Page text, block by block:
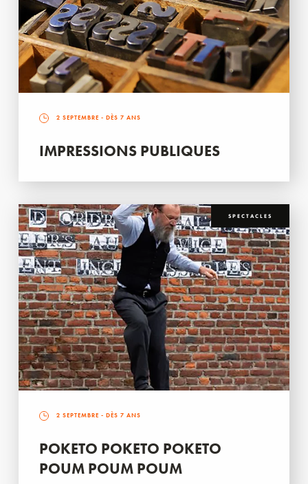
2 SEPTEMBRE - DÈS 7 ANS
IMPRESSIONS PUBLIQUES
SPECTACLES
2 SEPTEMBRE - DÈS 7 ANS
POKETO POKETO POKETO
POUM POUM POUM